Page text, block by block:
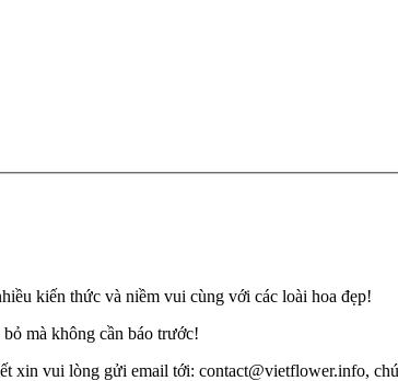
kiến thức và niềm vui cùng với các loài hoa đẹp!
mà không cần báo trước!
xin vui lòng gửi email tới: contact@vietflower.info,